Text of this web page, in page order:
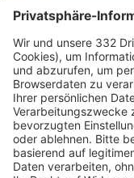
HÄUFIG
Pässe und
Trainerausbildung
Schulungsangebot
BFV-Geschäftsstellen
Trainerbörse